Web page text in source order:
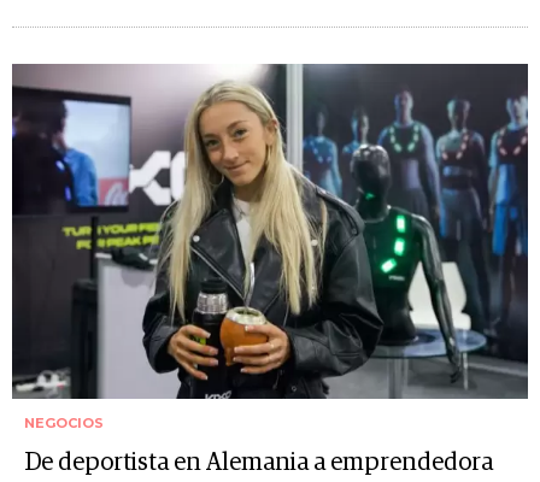
NEGOCIOS
De deportista en Alemania a emprendedora